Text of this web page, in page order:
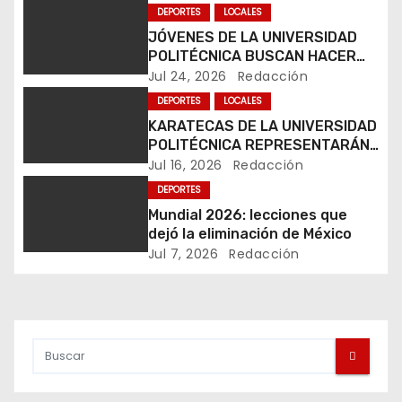
c
ó
DEPORTES LOCALES
JÓVENES DE LA UNIVERSIDAD
POLITÉCNICA BUSCAN HACER
HISTORIA EN MUNDIAL DE
KARATE
Jul 24, 2026 Redacción
DEPORTES LOCALES
KARATECAS DE LA UNIVERSIDAD
POLITÉCNICA REPRESENTARÁN
A MÉXICO EN RUMANÍA
Jul 16, 2026 Redacción
DEPORTES
Mundial 2026: lecciones que
dejó la eliminación de México
Jul 7, 2026 Redacción